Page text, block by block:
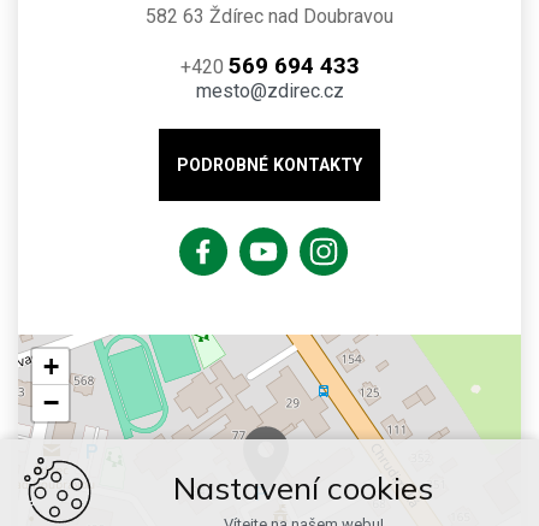
582 63 Ždírec nad Doubravou
+420 569 694 433
mesto@zdirec.cz
PODROBNÉ KONTAKTY
+
−
Nastavení cookies